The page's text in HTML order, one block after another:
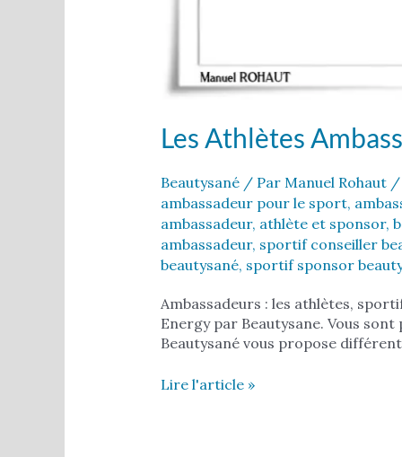
Les Athlètes
Beautysané/ Par Manuel Rohaut /
ambassadeur pour le sport,
ambassadeur, athlète et sponsor,
ambassadeur, sportif conseiller
beautysané, sportif sponsor
Ambassadeurs : les athlètes,
Energy par Beautysane. Vous
Beautysané vous propose
Lire l'article »